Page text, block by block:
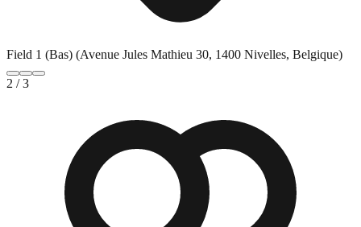
Field 1 (Bas) (Avenue Jules Mathieu 30, 1400 Nivelles, Belgique)
2 /3